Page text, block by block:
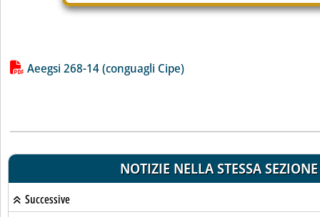
Lista allegati PDF alla notizia
Aeegsi 268-14 (conguagli Cipe)
NOTIZIE NELLA STESSA SEZIONE
Successive